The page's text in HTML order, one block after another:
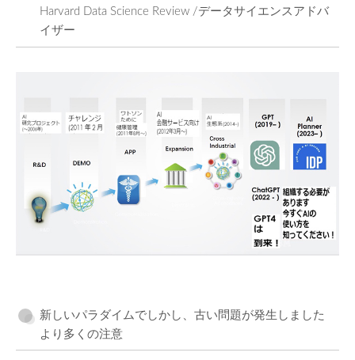
Harvard Data Science Review /データサイエンスアドバ
イザー
新しいパラダイムでしかし、古い問題が発生しました
より多くの注意